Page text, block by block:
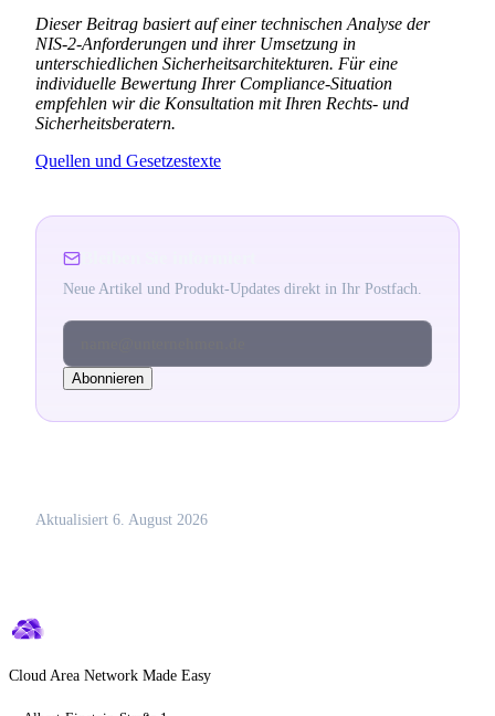
Dieser Beitrag basiert auf einer technischen Analyse der
NIS-2-Anforderungen und ihrer Umsetzung in
unterschiedlichen Sicherheitsarchitekturen. Für eine
individuelle Bewertung Ihrer Compliance-Situation
empfehlen wir die Konsultation mit Ihren Rechts- und
Sicherheitsberatern.
Quellen und Gesetzestexte
Neue Artikel und Produkt-Updates direkt in Ihr Postfach.
name@unternehmen.de
Abonnieren
Aktualisiert 6. August 2026
Cloud Area Network Made Easy